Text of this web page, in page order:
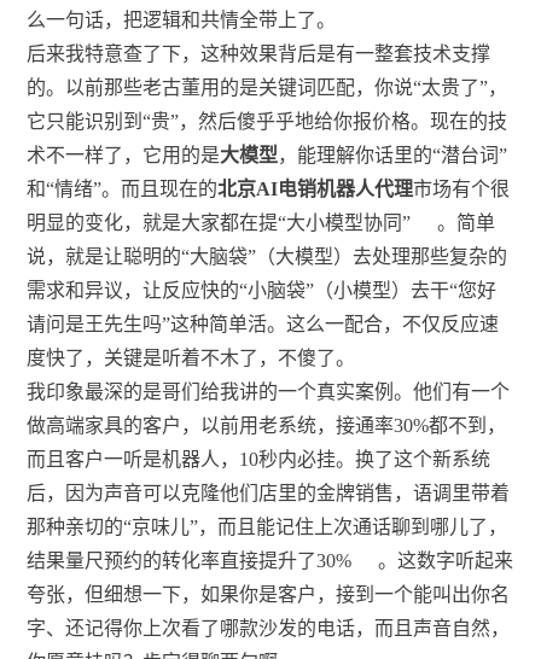
么一句话，把逻辑和共情全带上了。
后来我特意查了下，这种效果背后是有一整套技术支撑
的。以前那些老古董用的是关键词匹配，你说“太贵了”，
它只能识别到“贵”，然后傻乎乎地给你报价格。现在的技
术不一样了，它用的是大模型，能理解你话里的“潜台词”
和“情绪”。而且现在的北京AI电销机器人代理市场有个很
明显的变化，就是大家都在提“大小模型协同”
。简单
说，就是让聪明的“大脑袋”（大模型）去处理那些复杂的
需求和异议，让反应快的“小脑袋”（小模型）去干“您好
请问是王先生吗”这种简单活。这么一配合，不仅反应速
度快了，关键是听着不木了，不傻了。
我印象最深的是哥们给我讲的一个真实案例。他们有一个
做高端家具的客户，以前用老系统，接通率30%都不到，
而且客户一听是机器人，10秒内必挂。换了这个新系统
后，因为声音可以克隆他们店里的金牌销售，语调里带着
那种亲切的“京味儿”，而且能记住上次通话聊到哪儿了，
结果量尺预约的转化率直接提升了30%
。这数字听起来
夸张，但细想一下，如果你是客户，接到一个能叫出你名
字、还记得你上次看了哪款沙发的电话，而且声音自然，